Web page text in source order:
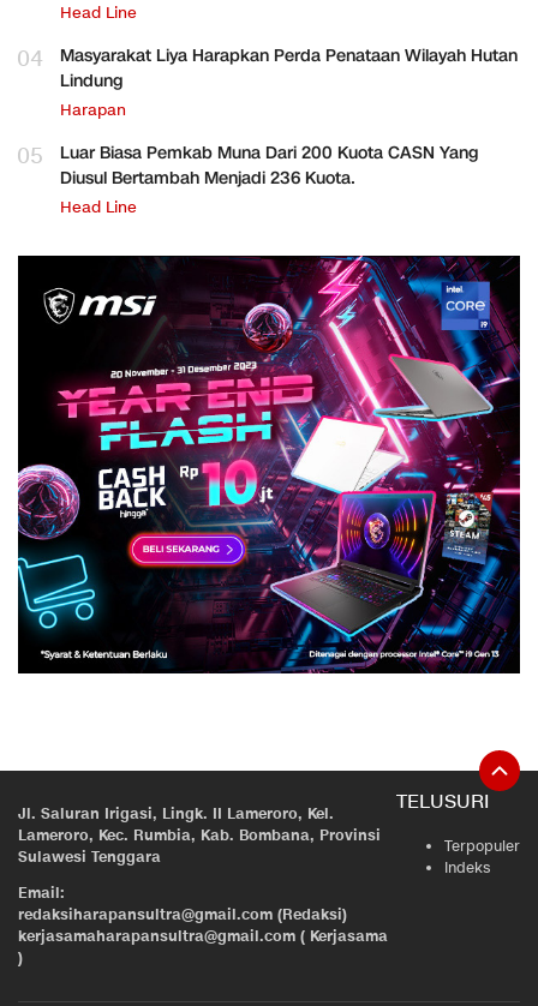
Head Line
04
Masyarakat Liya Harapkan Perda Penataan Wilayah Hutan
Lindung
Harapan
05
Luar Biasa Pemkab Muna Dari 200 Kuota CASN Yang
Diusul Bertambah Menjadi 236 Kuota.
Head Line
Jl. Saluran Irigasi, Lingk. II Lameroro, Kel.
Lameroro, Kec. Rumbia, Kab. Bombana, Provinsi
Sulawesi Tenggara
Email:
redaksiharapansultra@gmail.com (Redaksi)
kerjasamaharapansultra@gmail.com ( Kerjasama
)
TELUSURI
Terpopuler
Indeks